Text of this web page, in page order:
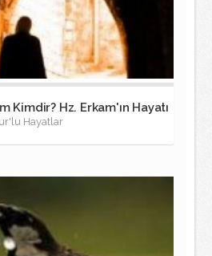
Kimdir? Hz. Erkam'ın Hayatı
Hayatlar